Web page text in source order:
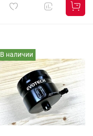
В наличии